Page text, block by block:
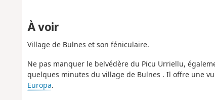
À voir
Village de Bulnes et son féniculaire.
Ne pas manquer le belvédère du Picu Urriellu,
quelques minutes du village de Bulnes . Il offre une
Europa.